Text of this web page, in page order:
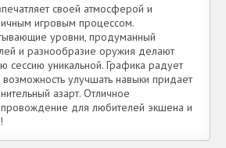
своей атмосферой и
игровым процессом.
уровни, продуманный
и разнообразие оружия делают
сессию уникальной. Графика радует
возможность улучшать навыки придает
азарт. Отличное
для любителей экшена и